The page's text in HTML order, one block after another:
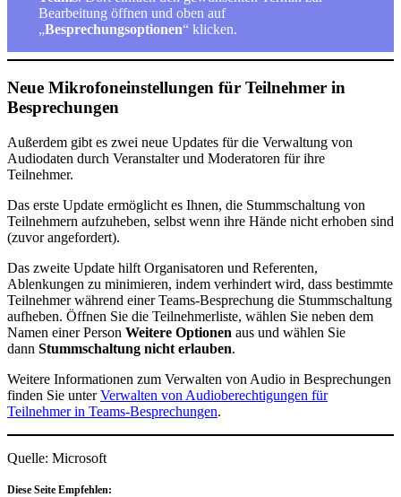
Bearbeitung öffnen und oben auf
„Besprechungsoptionen“ klicken.
Neue Mikrofoneinstellungen für Teilnehmer in
Besprechungen
Außerdem gibt es zwei neue Updates für die Verwaltung von
Audiodaten durch Veranstalter und Moderatoren für ihre
Teilnehmer.
Das erste Update ermöglicht es Ihnen, die Stummschaltung von
Teilnehmern aufzuheben, selbst wenn ihre Hände nicht erhoben sind
(zuvor angefordert).
Das zweite Update hilft Organisatoren und Referenten,
Ablenkungen zu minimieren, indem verhindert wird, dass bestimmte
Teilnehmer während einer Teams-Besprechung die Stummschaltung
aufheben. Öffnen Sie die Teilnehmerliste, wählen Sie neben dem
Namen einer Person Weitere Optionen aus und wählen Sie
dann Stummschaltung nicht erlauben.
Weitere Informationen zum Verwalten von Audio in Besprechungen
finden Sie unterVerwalten von Audioberechtigungen für
Teilnehmer in Teams-Besprechungen.
Quelle: Microsoft
Diese Seite Empfehlen: